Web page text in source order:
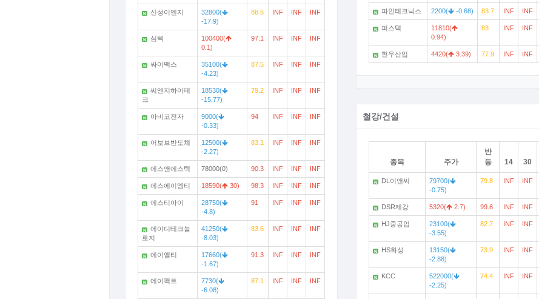
N 신성이엔지
32800(
-17.9)
88.6 INF INF INF
N 심텍
100400(
0.1)
97.1 INF INF INF
N 싸이맥스
35100(
-4.23)
87.5 INF INF INF
N
씨앤지하이테
크
18530(
-15.77)
79.2 INF INF INF
N 아비코전자
9000(
-0.33)
94 INF INF INF
N 어보브반도체
12500(
-2.27)
83.1 INF INF INF
N 에스앤에스텍 78000(0) 90.3 INF INF INF
N 에스에이엠티 18590( 30) 98.3 INF INF INF
N 에스티아이
28750(
-4.8)
91 INF INF INF
N
에이디테크놀
로지
41250(
-8.03)
83.6 INF INF INF
N 에이엘티
17660(
-1.67)
91.3 INF INF INF
N 에이팩트
7730(
-6.08)
87.1 INF INF INF
N 파인테크닉스 2200( -0.68) 83.7 INF INF
N 퍼스텍
11810(
0.94)
83 INF INF
N 현우산업 4420( 3.39) 77.9 INF INF
철강/건설
종목 주가
반
등
14 30
N DL이앤씨
79700(
-0.75)
79.8 INF INF
N DSR제강 5320( 2.7) 99.6 INF INF
N HJ중공업
23100(
-3.55)
82.7 INF INF
N HS화성
13150(
-2.88)
73.9 INF INF
N KCC
522000(
-2.25)
74.4 INF INF